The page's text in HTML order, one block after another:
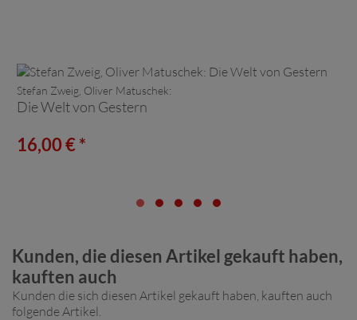
Stefan Zweig, Oliver Matuschek:
Die Welt von Gestern
16,00 € *
Kunden, die diesen Artikel gekauft haben,
kauften auch
Kunden die sich diesen Artikel gekauft haben, kauften auch
folgende Artikel.